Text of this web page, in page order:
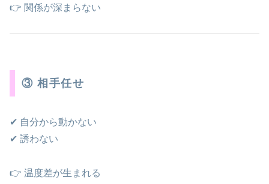
👉 関係が深まらない
③ 相手任せ
✔ 自分から動かない
✔ 誘わない
👉 温度差が生まれる